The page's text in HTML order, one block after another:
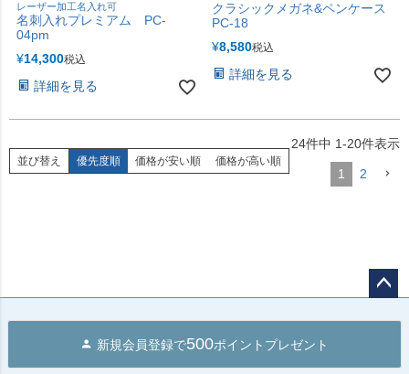
レーザー加工名入れ可
名刺入れプレミアム PC-
04pm
¥14,300税込
詳細を見る
クラシックメガネ&ペンケース
PC-18
¥8,580税込
詳細を見る
並び替え 優先度順 価格が安い順 価格が高い順
24件中 1-20件表示
1 2
へ
新規会員登録で500ポイントプレゼント